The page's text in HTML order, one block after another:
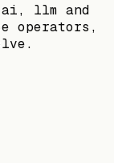
llm and
operators,